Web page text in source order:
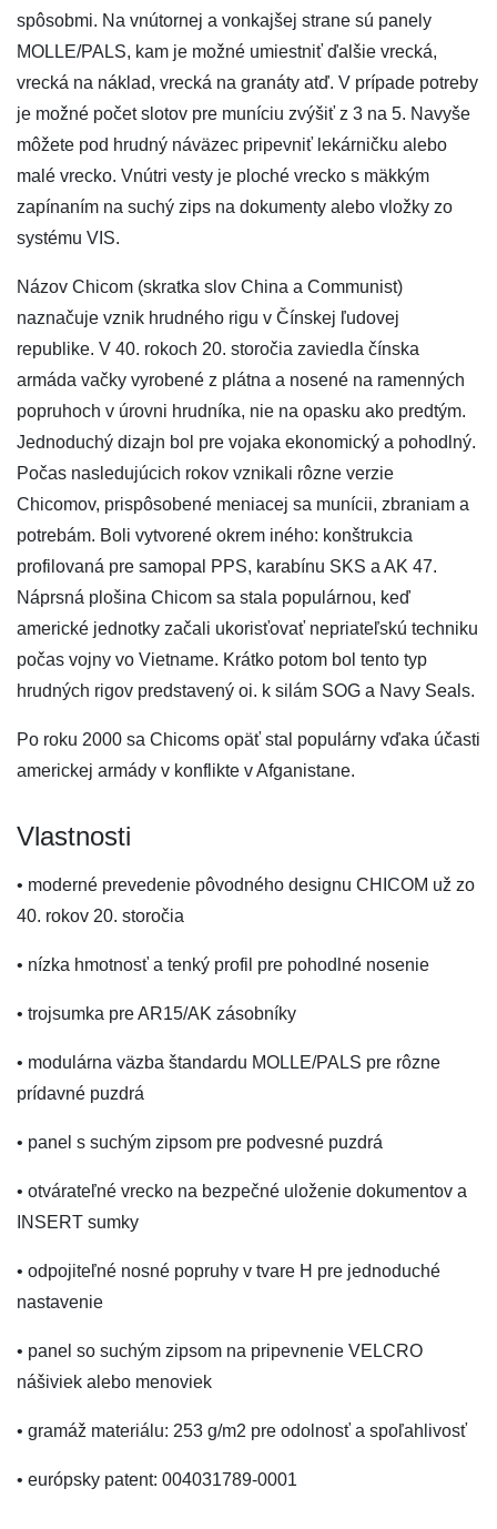
spôsobmi. Na vnútornej a vonkajšej strane sú panely
MOLLE/PALS, kam je možné umiestniť ďalšie vrecká,
vrecká na náklad, vrecká na granáty atď. V prípade potreby
je možné počet slotov pre muníciu zvýšiť z 3 na 5. Navyše
môžete pod hrudný náväzec pripevniť lekárničku alebo
malé vrecko. Vnútri vesty je ploché vrecko s mäkkým
zapínaním na suchý zips na dokumenty alebo vložky zo
systému VIS.
Názov Chicom (skratka slov China a Communist)
naznačuje vznik hrudného rigu v Čínskej ľudovej
republike. V 40. rokoch 20. storočia zaviedla čínska
armáda vačky vyrobené z plátna a nosené na ramenných
popruhoch v úrovni hrudníka, nie na opasku ako predtým.
Jednoduchý dizajn bol pre vojaka ekonomický a pohodlný.
Počas nasledujúcich rokov vznikali rôzne verzie
Chicomov, prispôsobené meniacej sa munícii, zbraniam a
potrebám. Boli vytvorené okrem iného: konštrukcia
profilovaná pre samopal PPS, karabínu SKS a AK 47.
Náprsná plošina Chicom sa stala populárnou, keď
americké jednotky začali ukorisťovať nepriateľskú techniku
počas vojny vo Vietname. Krátko potom bol tento typ
hrudných rigov predstavený oi. k silám SOG a Navy Seals.
Po roku 2000 sa Chicoms opäť stal populárny vďaka účasti
americkej armády v konflikte v Afganistane.
Vlastnosti
• moderné prevedenie pôvodného designu CHICOM už zo
40. rokov 20. storočia
• nízka hmotnosť a tenký profil pre pohodlné nosenie
• trojsumka pre AR15/AK zásobníky
• modulárna väzba štandardu MOLLE/PALS pre rôzne
prídavné puzdrá
• panel s suchým zipsom pre podvesné puzdrá
• otvárateľné vrecko na bezpečné uloženie dokumentov a
INSERT sumky
• odpojiteľné nosné popruhy v tvare H pre jednoduché
nastavenie
• panel so suchým zipsom na pripevnenie VELCRO
nášiviek alebo menoviek
• gramáž materiálu: 253 g/m2 pre odolnosť a spoľahlivosť
• európsky patent: 004031789-0001